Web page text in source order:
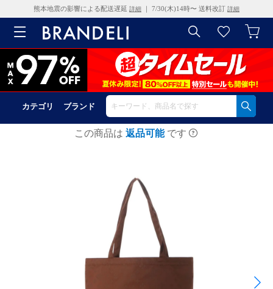
熊本地震の影響による配送遅延 詳細 ｜ 7/30(木)14時〜 送料改訂 詳細
カテゴリ ブランド
この商品は 返品可能 です